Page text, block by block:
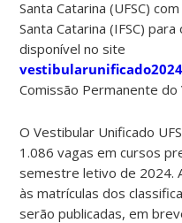
Santa Catarina (UFSC)
Santa Catarina (IFSC)
disponível no site
Comissão Permanente
O Vestibular Unificado
1.086 vagas em cursos
semestre letivo de 2024.
às matrículas dos
serão publicadas, em